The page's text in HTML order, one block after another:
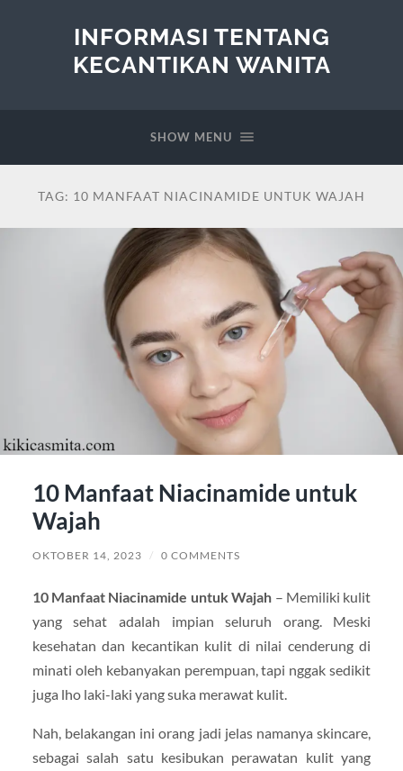
INFORMASI TENTANG
KECANTIKAN WANITA
SHOW MENU
TAG: 10 MANFAAT NIACINAMIDE UNTUK WAJAH
10 Manfaat Niacinamide untuk
Wajah
OKTOBER 14, 2023 / 0 COMMENTS
10 Manfaat Niacinamide untuk Wajah – Memiliki kulit
yang sehat adalah impian seluruh orang. Meski
kesehatan dan kecantikan kulit di nilai cenderung di
minati oleh kebanyakan perempuan, tapi nggak sedikit
juga lho laki-laki yang suka merawat kulit.
Nah, belakangan ini orang jadi jelas namanya skincare,
sebagai salah satu kesibukan perawatan kulit yang